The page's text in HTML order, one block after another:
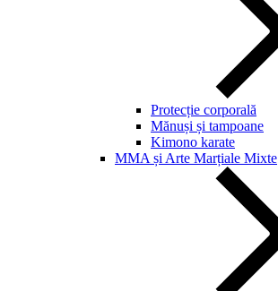
Protecție corporală
Mănuși și tampoane
Kimono karate
MMA și Arte Marțiale Mixte